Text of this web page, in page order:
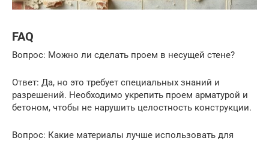
FAQ
Вопрос: Можно ли сделать проем в несущей стене?
Ответ: Да, но это требует специальных знаний и
разрешений. Необходимо укрепить проем арматурой и
бетоном, чтобы не нарушить целостность конструкции.
Вопрос: Какие материалы лучше использовать для